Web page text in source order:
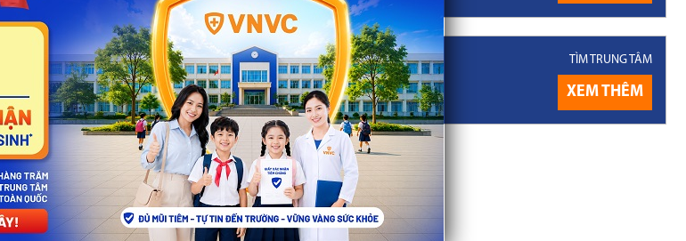
trọng giúp mẹ bầu an tâm trong suốt quá trình
Y khoa vùng 4 – Hồ Chí Minh, Hệ thống Trung tâm
TÌM TRUNG TÂM
XEM THÊM